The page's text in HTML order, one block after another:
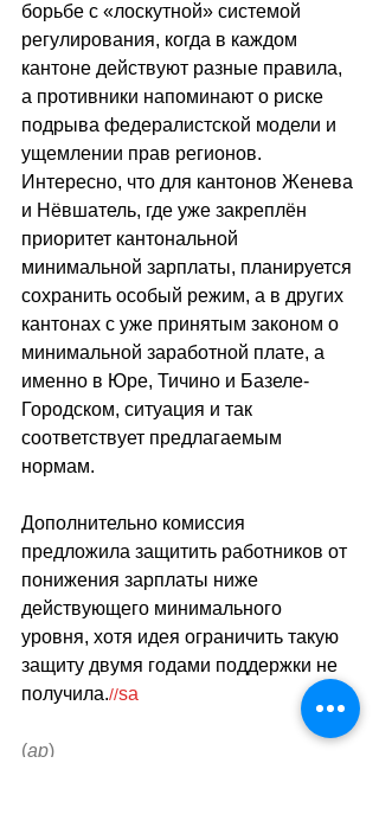
борьбе с «лоскутной» системой
регулирования, когда в каждом
кантоне действуют разные правила,
а противники напоминают о риске
подрыва федералистской модели и
ущемлении прав регионов.
Интересно, что для кантонов Женева
и Нёвшатель, где уже закреплён
приоритет кантональной
минимальной зарплаты, планируется
сохранить особый режим, а в других
кантонах с уже принятым законом о
минимальной заработной плате, а
именно в Юре, Тичино и Базеле-
Городском, ситуация и так
соответствует предлагаемым
нормам.
Дополнительно комиссия
предложила защитить работников от
понижения зарплаты ниже
действующего минимального
уровня, хотя идея ограничить такую
защиту двумя годами поддержки не
получила.//sa
(ар)